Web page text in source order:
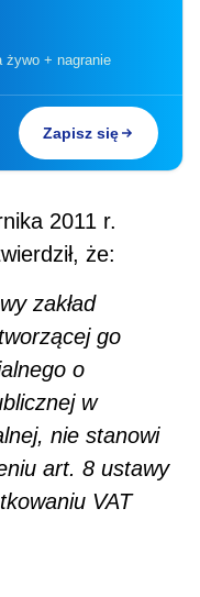
żywo + nagranie
Zapisz się
2011 r.
że:
zakład
go
o
w
nie stanowi
art. 8 ustawy
VAT